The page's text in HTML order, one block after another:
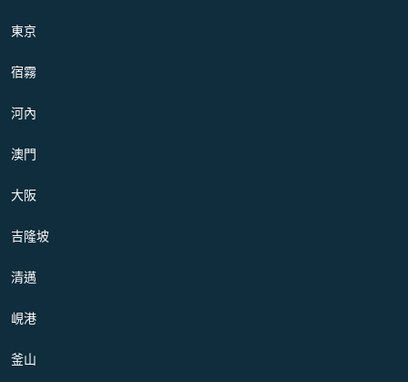
東京
宿霧
河內
澳門
大阪
吉隆坡
清邁
峴港
釜山